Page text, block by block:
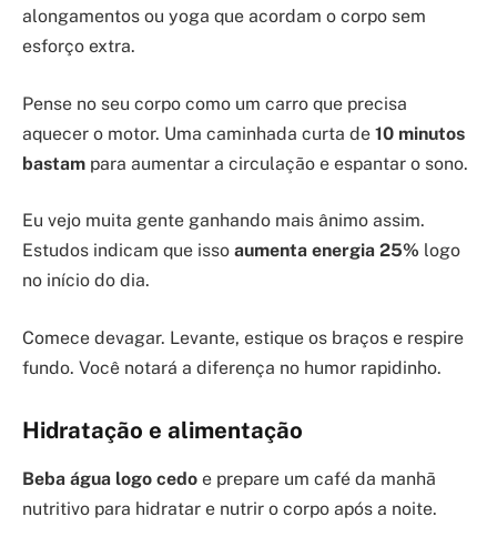
alongamentos ou yoga que acordam o corpo sem
esforço extra.
Pense no seu corpo como um carro que precisa
aquecer o motor. Uma caminhada curta de 10 minutos
bastam para aumentar a circulação e espantar o sono.
Eu vejo muita gente ganhando mais ânimo assim.
Estudos indicam que isso aumenta energia 25% logo
no início do dia.
Comece devagar. Levante, estique os braços e respire
fundo. Você notará a diferença no humor rapidinho.
Hidratação e alimentação
Beba água logo cedo e prepare um café da manhã
nutritivo para hidratar e nutrir o corpo após a noite.